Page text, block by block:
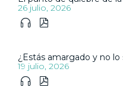
26 julio, 2026
 
¿Estás amargado y no lo
19 julio, 2026
 